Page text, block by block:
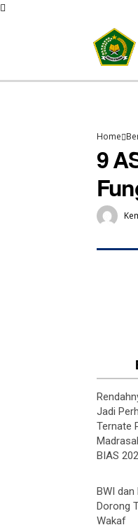
Home
9
Jadi
Ternate
BIAS
BWI
Dorong
Wakaf